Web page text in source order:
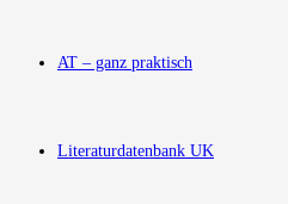
AT – ganz praktisch
Literaturdatenbank UK